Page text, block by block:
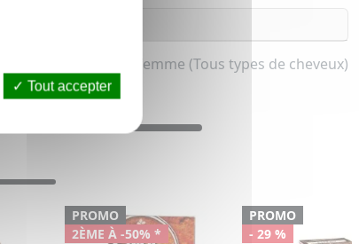
Les blonds pour femme (Tous types de cheveux)
PROMO
2ÈME À -50% *
PROMO
- 29 %
Tout accepter